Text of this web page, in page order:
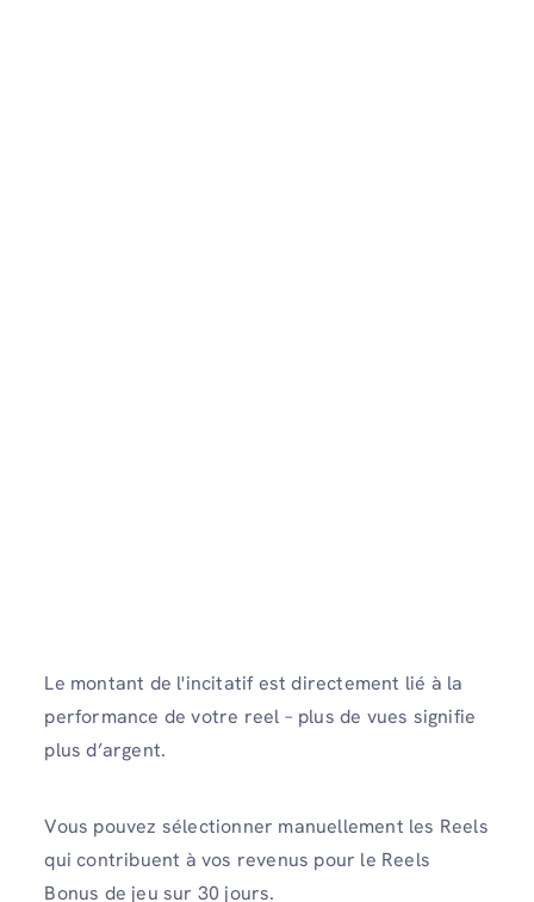
Le montant de l'incitatif est directement lié à la
performance de votre reel – plus de vues signifie
plus d’argent.
Vous pouvez sélectionner manuellement les Reels
qui contribuent à vos revenus pour le Reels
Bonus de jeu sur 30 jours.